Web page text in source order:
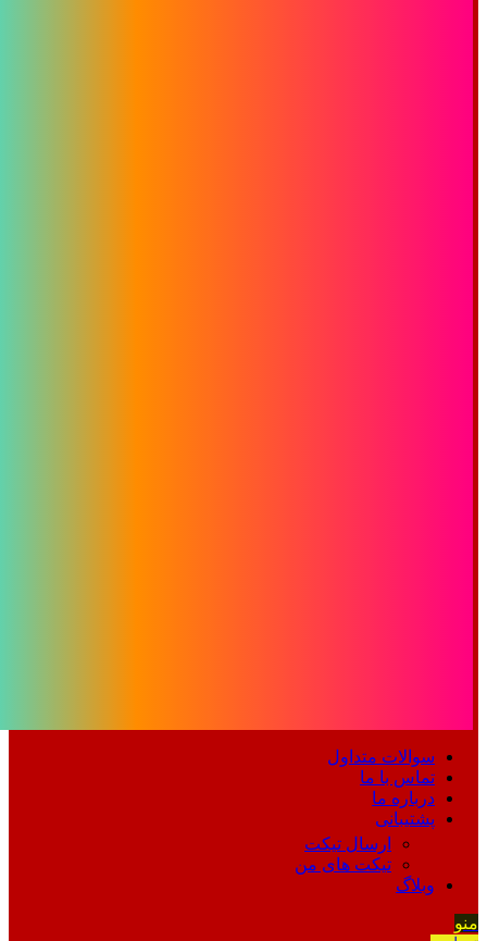
سوالات متداول
تماس با ما
درباره ما
پشتیبانی
ارسال تیکت
تیکت های من
وبلاگ
منو